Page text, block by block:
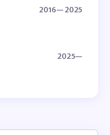
2016— 2025
2025—